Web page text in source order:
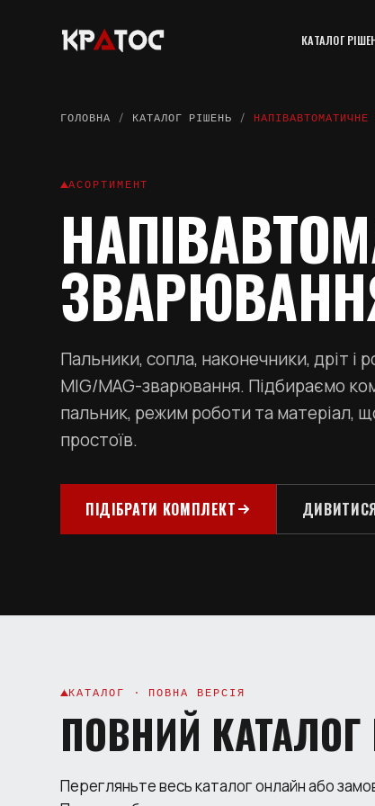
КАТАЛОГ
ГОЛОВНА / КАТАЛОГ РІШЕНЬ / НАПІВАВТОМАТИЧНЕ
АСОРТИМЕНТ
Пальники, сопла, наконечники, дріт і
MIG/MAG-зварювання. Підбираємо
пальник, режим роботи та матеріал,
простоїв.
ПІДІБРАТИ КОМПЛЕКТ
КАТАЛОГ · ПОВНА ВЕРСІЯ
ПОВНИЙ КАТАЛОГ
Перегляньте весь каталог онлайн або